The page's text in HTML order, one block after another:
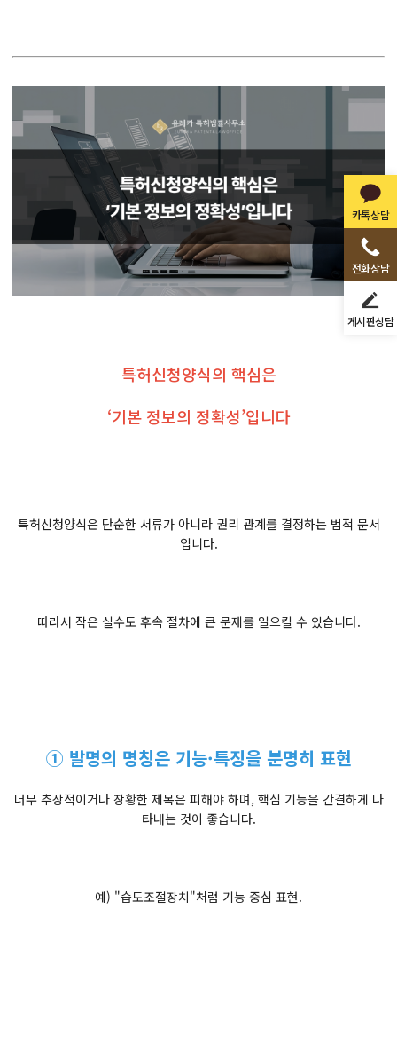
카톡상담
전화상담
게시판상담
특허신청양식의 핵심은
‘기본 정보의 정확성’입니다
특허신청양식은 단순한 서류가 아니라 권리 관계를 결정하는 법적 문서
입니다.
따라서 작은 실수도 후속 절차에 큰 문제를 일으킬 수 있습니다.
① 발명의 명칭은 기능·특징을 분명히 표현
너무 추상적이거나 장황한 제목은 피해야 하며, 핵심 기능을 간결하게 나
타내는 것이 좋습니다.
예) "습도조절장치"처럼 기능 중심 표현.